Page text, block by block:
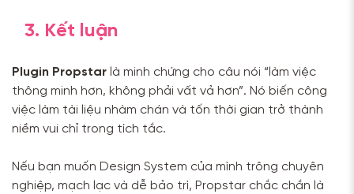
3. Kết luận
Plugin Propstar là minh chứng cho câu nói “làm việc
thông minh hơn, không phải vất vả hơn”. Nó biến công
việc làm tài liệu nhàm chán và tốn thời gian trở thành
niềm vui chỉ trong tích tắc.
Nếu bạn muốn Design System của mình trông chuyên
nghiệp, mạch lạc và dễ bảo trì, Propstar chắc chắn là